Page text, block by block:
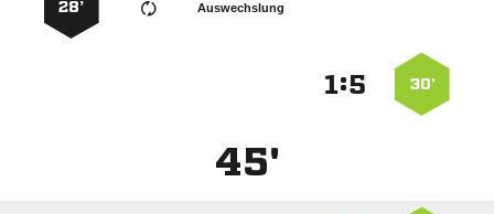
Auswechslung
28’
30’
:
45'